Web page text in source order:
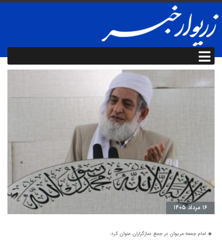
۱۶ مرداد ۱۴۰۵
امام جمعه مریوان در جمع نمازگزاران عنوان کرد: